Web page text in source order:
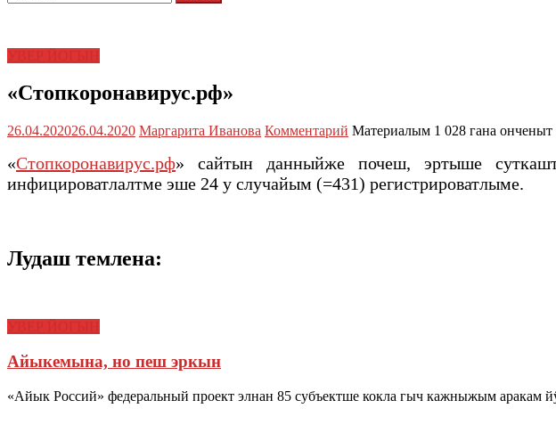
«Стопкоронавирус.рф»
26.04.202026.04.2020 Маргарита Иванова Комментарий Материалым 1 028 гана онченыт
«Стопкоронавирус.рф» сайтын данныйже почеш, эртыше
инфицироватлалтме эше 24 у случайым (=431) регистрироватлыме.
Лудаш темлена:
Айыкемына, но пеш эркын
«Айык Россий» федеральный проект элнан 85 субъектше кокла гыч кажныжым аракам